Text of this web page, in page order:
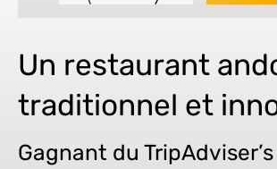
Un restaurant
traditionnel et
Gagnant du TripAdviser’s